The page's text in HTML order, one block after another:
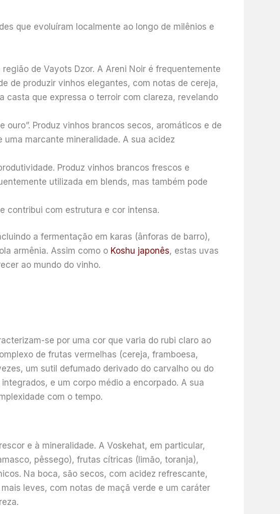
que evoluíram localmente ao longo de milênios e
de Vayots Dzor. A Areni Noir é frequentemente
de produzir vinhos elegantes, com notas de cereja,
casta que expressa o terroir com clareza, revelando
Produz vinhos brancos secos, aromáticos e de
marcante mineralidade. A sua acidez
Produz vinhos brancos frescos e
utilizada em blends, mas também pode
contribui com estrutura e cor intensa.
a fermentação em karas (ânforas de barro),
armênia. Assim como o Koshu japonês, estas uvas
ao mundo do vinho.
se por uma cor que varia do rubi claro ao
de frutas vermelhas (cereja, framboesa,
um sutil defumado derivado do carvalho ou do
e um corpo médio a encorpado. A sua
com o tempo.
e à mineralidade. A Voskehat, em particular,
pêssego), frutas cítricas (limão, toranja),
Na boca, são secos, com acidez refrescante,
leves, com notas de maçã verde e um caráter